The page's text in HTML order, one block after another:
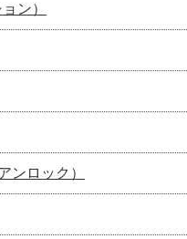
ン）
ンロック）